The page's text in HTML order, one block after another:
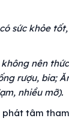
sức khỏe
nên
rượu, bia;
nhiều mỡ).
tâm